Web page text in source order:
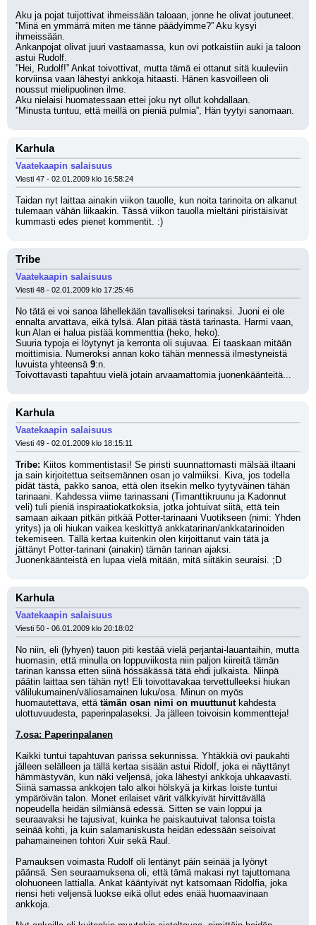
Aku ja pojat tuijottivat ihmeissään taloaan, jonne he olivat joutuneet.
”Minä en ymmärrä miten me tänne päädyimme?” Aku kysyi
ihmeissään.
Ankanpojat olivat juuri vastaamassa, kun ovi potkaistiin auki ja taloon
astui Rudolf.
”Hei, Rudolf!” Ankat toivottivat, mutta tämä ei ottanut sitä kuuleviin
korviinsa vaan lähestyi ankkoja hitaasti. Hänen kasvoilleen oli
noussut mielipuolinen ilme.
Aku nielaisi huomatessaan ettei joku nyt ollut kohdallaan.
”Minusta tuntuu, että meillä on pieniä pulmia”, Hän tyytyi sanomaan.
Karhula
Vaatekaapin salaisuus
Viesti 47 - 02.01.2009 klo 16:58:24
Taidan nyt laittaa ainakin viikon tauolle, kun noita tarinoita on alkanut
tulemaan vähän liikaakin. Tässä viikon tauolla mieltäni piristäisivät
kummasti edes pienet kommentit. :)
Tribe
Vaatekaapin salaisuus
Viesti 48 - 02.01.2009 klo 17:25:46
No tätä ei voi sanoa lähellekään tavalliseksi tarinaksi. Juoni ei ole
ennalta arvattava, eikä tylsä. Alan pitää tästä tarinasta. Harmi vaan,
kun Alan ei halua pistää kommenttia (heko, heko).
Suuria typoja ei löytynyt ja kerronta oli sujuvaa. Ei taaskaan mitään
moittimisia. Numeroksi annan koko tähän mennessä ilmestyneistä
luvuista yhteensä 9:n.
Toivottavasti tapahtuu vielä jotain arvaamattomia juonenkäänteitä...
Karhula
Vaatekaapin salaisuus
Viesti 49 - 02.01.2009 klo 18:15:11
Tribe: Kiitos kommentistasi! Se piristi suunnattomasti mälsää iltaani
ja sain kirjoitettua seitsemännen osan jo valmiiksi. Kiva, jos todella
pidät tästä, pakko sanoa, että olen itsekin melko tyytyväinen tähän
tarinaani. Kahdessa viime tarinassani (Timanttikruunu ja Kadonnut
veli) tuli pieniä inspiraatiokatkoksia, jotka johtuivat siitä, että tein
samaan aikaan pitkän pitkää Potter-tarinaani Vuotikseen (nimi: Yhden
yritys) ja oli hiukan vaikea keskittyä ankkatarinan/ankkatarinoiden
tekemiseen. Tällä kertaa kuitenkin olen kirjoittanut vain tätä ja
jättänyt Potter-tarinani (ainakin) tämän tarinan ajaksi.
Juonenkäänteistä en lupaa vielä mitään, mitä siitäkin seuraisi. ;D
Karhula
Vaatekaapin salaisuus
Viesti 50 - 06.01.2009 klo 20:18:02
No niin, eli (lyhyen) tauon piti kestää vielä perjantai-lauantaihin, mutta
huomasin, että minulla on loppuviikosta niin paljon kiireitä tämän
tarinan kanssa etten siinä hössäkässä tätä ehdi julkaista. Niinpä
päätin laittaa sen tähän nyt! Eli toivottavakaa tervettulleeksi hiukan
välilukumainen/väliosamainen luku/osa. Minun on myös
huomautettava, että tämän osan nimi on muuttunut kahdesta
ulottuvuudesta, paperinpalaseksi. Ja jälleen toivoisin kommentteja!
7.osa: Paperinpalanen
Kaikki tuntui tapahtuvan parissa sekunnissa. Yhtäkkiä ovi paukahti
jälleen selälleen ja tällä kertaa sisään astui Ridolf, joka ei näyttänyt
hämmästyvän, kun näki veljensä, joka lähestyi ankkoja uhkaavasti.
Siinä samassa ankkojen talo alkoi hölskyä ja kirkas loiste tuntui
ympäröivän talon. Monet erilaiset värit välkkyivät hirvittävällä
nopeudella heidän silmiänsä edessä. Sitten se vain loppui ja
seuraavaksi he tajusivat, kuinka he paiskautuivat talonsa toista
seinää kohti, ja kuin salamaniskusta heidän edessään seisoivat
pahamaineinen tohtori Xuir sekä Raul.
Pamauksen voimasta Rudolf oli lentänyt päin seinää ja lyönyt
päänsä. Sen seuraamuksena oli, että tämä makasi nyt tajuttomana
olohuoneen lattialla. Ankat kääntyivät nyt katsomaan Ridolfia, joka
riensi heti veljensä luokse eikä ollut edes enää huomaavinaan
ankkoja.